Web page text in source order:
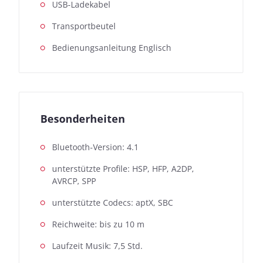
USB-Ladekabel
Transportbeutel
Bedienungsanleitung Englisch
Besonderheiten
Bluetooth-Version: 4.1
unterstützte Profile: HSP, HFP, A2DP,
AVRCP, SPP
unterstützte Codecs: aptX, SBC
Reichweite: bis zu 10 m
Laufzeit Musik: 7,5 Std.